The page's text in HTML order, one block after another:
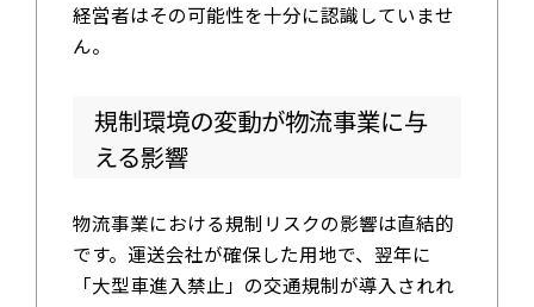
経営者はその可能性を十分に認識していませ
ん。
規制環境の変動が物流事業に与
える影響
物流事業における規制リスクの影響は直結的
です。運送会社が確保した用地で、翌年に
「大型車進入禁止」の交通規制が導入されれ